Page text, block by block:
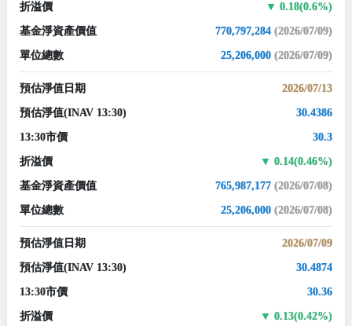
折溢價 0.18(0.6%)
基金淨資產價值 770,797,284 (2026/07/09)
單位總數 25,206,000 (2026/07/09)
預估淨值日期 2026/07/13
預估淨值(INAV 13:30) 30.4386
13:30市價 30.3
折溢價 0.14(0.46%)
基金淨資產價值 765,987,177 (2026/07/08)
單位總數 25,206,000 (2026/07/08)
預估淨值日期 2026/07/09
預估淨值(INAV 13:30) 30.4874
13:30市價 30.36
折溢價 0.13(0.42%)